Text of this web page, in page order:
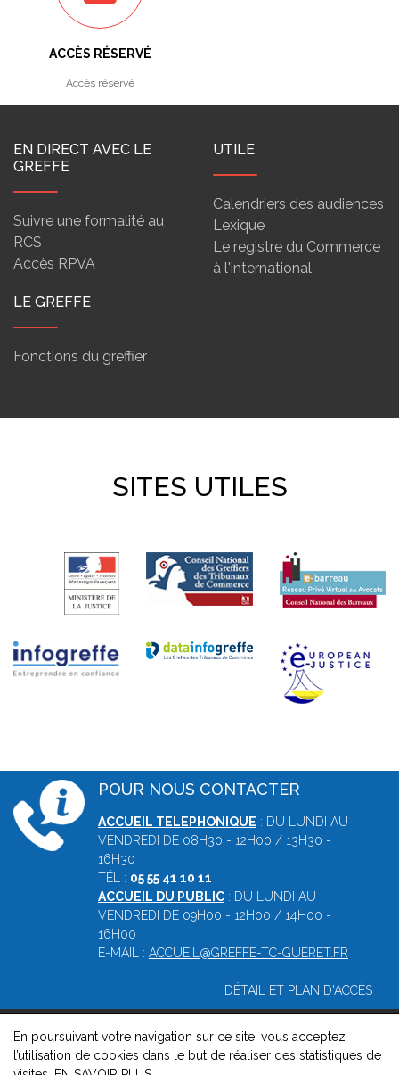
ACCÈS RÉSERVÉ
Accès réservé
EN DIRECT AVEC LE
GREFFE
Suivre une formalité au
RCS
Accès RPVA
UTILE
Calendriers des audiences
Lexique
Le registre du Commerce
à l'international
LE GREFFE
Fonctions du greffier
SITES UTILES
POUR NOUS CONTACTER
ACCUEIL TELEPHONIQUE : DU LUNDI AU
VENDREDI DE 08H30 - 12H00 / 13H30 -
16H30
TÉL : 05 55 41 10 11
ACCUEIL DU PUBLIC : DU LUNDI AU
VENDREDI DE 09H00 - 12H00 / 14H00 -
16H00
E-MAIL : ACCUEIL@GREFFE-TC-GUERET.FR
DÉTAIL ET PLAN D'ACCÈS
© 2026, Greffe du tribunal de commerce de Guéret -Mentions
légales-Contact -Gestion des cookies -Politique de
En poursuivant votre navigation sur ce site, vous acceptez
l’utilisation de cookies dans le but de réaliser des statistiques de